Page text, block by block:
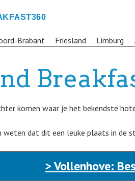
Brabant Friesland Limburg
komen waar je het bekendste
weten dat dit een leuke plaats in de
> Vollenhove: